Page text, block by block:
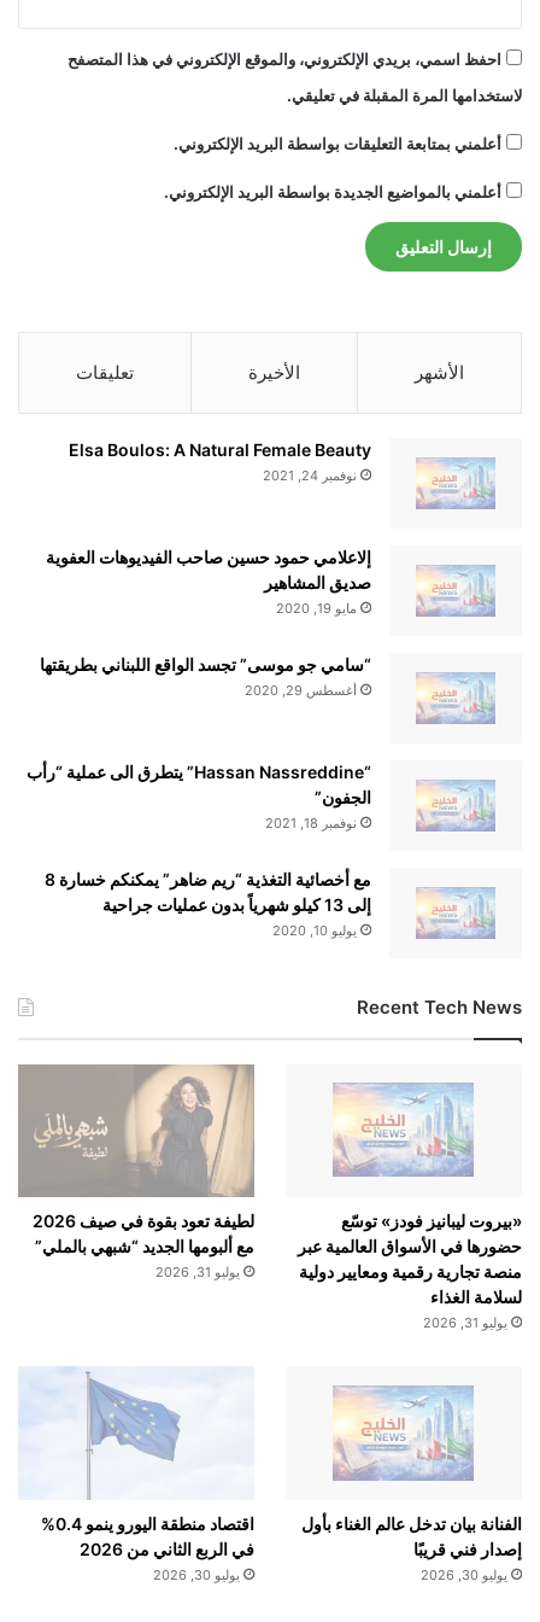
احفظ اسمي، بريدي الإلكتروني، والموقع الإلكتروني في هذا المتصفح
لاستخدامها المرة المقبلة في تعليقي.
أعلمني بمتابعة التعليقات بواسطة البريد الإلكتروني.
أعلمني بالمواضيع الجديدة بواسطة البريد الإلكتروني.
الأشهر الأخيرة تعليقات
Elsa Boulos: A Natural Female Beauty
نوفمبر 24, 2021
إلاعلامي حمود حسين صاحب الفيديوهات العفوية
صديق المشاهير
مايو 19, 2020
“سامي جو موسى” تجسد الواقع اللبناني بطريقتها
أغسطس 29, 2020
“Hassan Nassreddine” يتطرق الى عملية “رأب
الجفون”
نوفمبر 18, 2021
مع أخصائية التغذية “ريم ضاهر” يمكنكم خسارة 8
إلى 13 كيلو شهرياً بدون عمليات جراحية
يوليو 10, 2020
Recent Tech News
«بيروت ليبانيز فودز» توسّع
حضورها في الأسواق العالمية عبر
منصة تجارية رقمية ومعايير دولية
لسلامة الغذاء
يوليو 31, 2026
لطيفة تعود بقوة في صيف 2026
مع ألبومها الجديد “شبهي بالملي”
يوليو 31, 2026
الفنانة بيان تدخل عالم الغناء بأول
إصدار فني قريبًا
يوليو 30, 2026
اقتصاد منطقة اليورو ينمو 0.4%
في الربع الثاني من 2026
يوليو 30, 2026